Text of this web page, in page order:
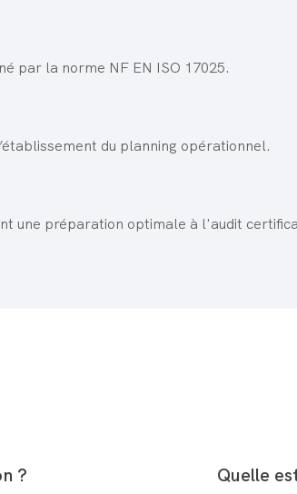
par la norme NF EN ISO 17025.
du planning opérationnel.
une préparation optimale à l'audit
? Quelle